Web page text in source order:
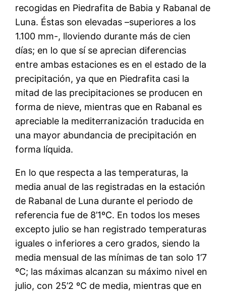
recogidas en Piedrafita de Babia y Rabanal de
Luna. Éstas son elevadas –superiores a los
1.100 mm-, lloviendo durante más de cien
días; en lo que sí se aprecian diferencias
entre ambas estaciones es en el estado de la
precipitación, ya que en Piedrafita casi la
mitad de las precipitaciones se producen en
forma de nieve, mientras que en Rabanal es
apreciable la mediterranización traducida en
una mayor abundancia de precipitación en
forma líquida.
En lo que respecta a las temperaturas, la
media anual de las registradas en la estación
de Rabanal de Luna durante el periodo de
referencia fue de 8’1ºC. En todos los meses
excepto julio se han registrado temperaturas
iguales o inferiores a cero grados, siendo la
media mensual de las mínimas de tan solo 1’7
ºC; las máximas alcanzan su máximo nivel en
julio, con 25’2 ºC de media, mientras que en